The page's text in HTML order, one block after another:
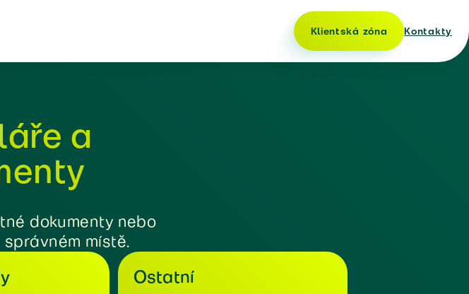
Klientská zóna Kontakty
a
dokumenty nebo
místě.
Ostatní